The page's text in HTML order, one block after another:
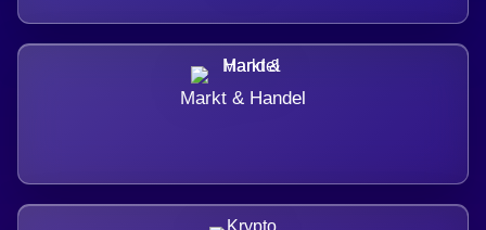
Markt & Handel